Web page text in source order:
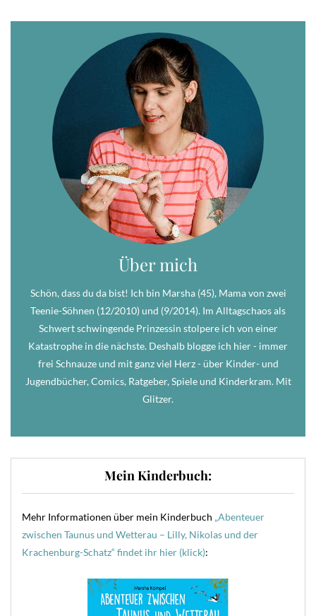
Über mich
Schön, dass du da bist! Ich bin Marsha (45), Mama von zwei
Teenie-Söhnen (12/2010) und (9/2014). Im Alltagschaos als
Schwert schwingende Prinzessin stolpere ich von einer
Katastrophe in die nächste. Deshalb blogge ich hier - immer
frei Schnauze und mit ganz viel Herz - über Kinder- und
Jugendbücher, Comics, Ratgeber, Spiele und Kinderkram. Mit
Glitzer.
Mein Kinderbuch:
Mehr Informationen über mein Kinderbuch „Abenteuer
zwischen Taunus und Wetterau – Lilly, Nikolas und der
Krachenburg-Schatz“ findet ihr hier (klick):